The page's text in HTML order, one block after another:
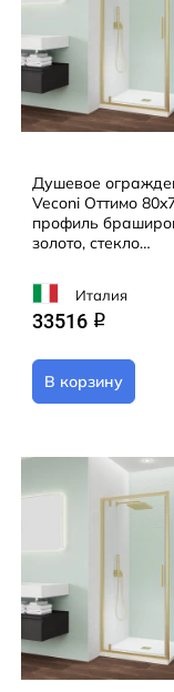
Душевое
Veconi Оттимо
профиль
золото, стекло
8070-01-C9 (без
Италия
33516 q
В корзину